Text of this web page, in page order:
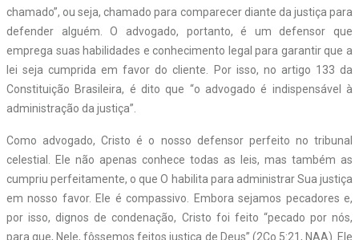
chamado”, ou seja, chamado para comparecer diante da justiça para
defender alguém. O advogado, portanto, é um defensor que
emprega suas habilidades e conhecimento legal para garantir que a
lei seja cumprida em favor do cliente. Por isso, no artigo 133 da
Constituição Brasileira, é dito que “o advogado é indispensável à
administração da justiça”.
Como advogado, Cristo é o nosso defensor perfeito no tribunal
celestial. Ele não apenas conhece todas as leis, mas também as
cumpriu perfeitamente, o que O habilita para administrar Sua justiça
em nosso favor. Ele é compassivo. Embora sejamos pecadores e,
por isso, dignos de condenação, Cristo foi feito “pecado por nós,
para que, Nele, fôssemos feitos justiça de Deus” (2Co 5:21, NAA). Ele